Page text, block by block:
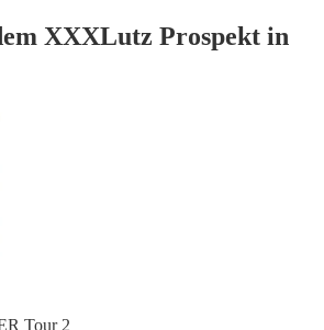
XXXLutz Prospekt in
Tour 2